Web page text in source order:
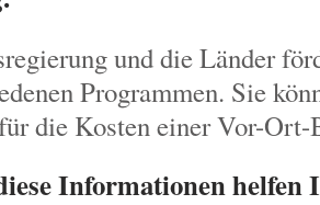
und die Länder
Programmen. Sie
die Kosten einer Vor-Ort-
Informationen helfen